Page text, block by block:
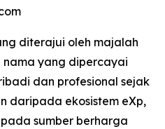
diterajui oleh majalah
nama yang dipercayai
dan profesional sejak
daripada ekosistem eXp,
sumber berharga